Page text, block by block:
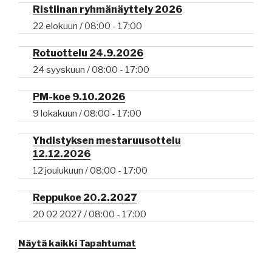
Ristiinan ryhmänäyttely 2026
22 elokuun / 08:00 - 17:00
Rotuottelu 24.9.2026
24 syyskuun / 08:00 - 17:00
PM-koe 9.10.2026
9 lokakuun / 08:00 - 17:00
Yhdistyksen mestaruusottelu
12.12.2026
12 joulukuun / 08:00 - 17:00
Reppukoe 20.2.2027
20 02 2027 / 08:00 - 17:00
Näytä kaikki Tapahtumat